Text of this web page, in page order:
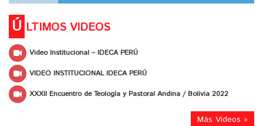
Ú LTIMOS VIDEOS
Video Institucional – IDECA PERÚ
VIDEO INSTITUCIONAL IDECA PERÚ
XXXII Encuentro de Teología y Pastoral Andina / Bolivia 2022
Más Videos »